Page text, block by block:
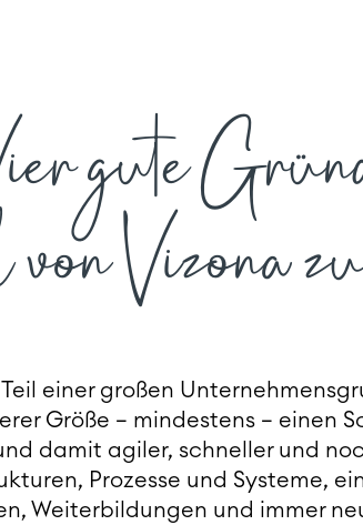
gute
Vizona
einer großen
Größe – mindestens – einen
damit agiler, schneller und
Prozesse und Systeme,
Weiterbildungen und immer